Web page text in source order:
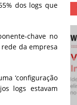
dos logs que
chave no
da empresa
‘configuração
logs estavam